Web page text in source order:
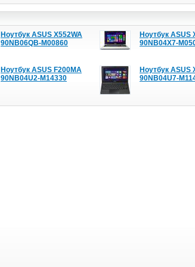
Ноутбук ASUS X552WA
90NB06QB-M00860
Ноутбук ASUS
90NB04X7-
Ноутбук ASUS F200MA
90NB04U2-M14330
Ноутбук ASUS
90NB04U7-